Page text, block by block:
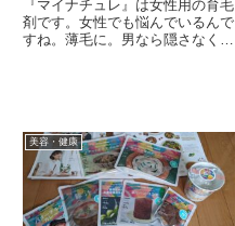
『マイナチュレ』は女性用の育毛
剤です。女性でも悩んでいるんで
すね。薄毛に。男なら隠さなくて
れ...
美容・健康